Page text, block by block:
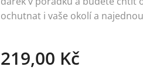
ochutnat i vaše okolí a
219,00 Kč